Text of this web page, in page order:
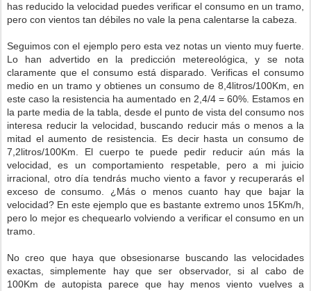
has reducido la velocidad puedes verificar el consumo en un tramo,
pero con vientos tan débiles no vale la pena calentarse la cabeza.
Seguimos con el ejemplo pero esta vez notas un viento muy fuerte.
Lo han advertido en la predicción metereológica, y se nota
claramente que el consumo está disparado. Verificas el consumo
medio en un tramo y obtienes un consumo de 8,4litros/100Km, en
este caso la resistencia ha aumentado en 2,4/4 = 60%. Estamos en
la parte media de la tabla, desde el punto de vista del consumo nos
interesa reducir la velocidad, buscando reducir más o menos a la
mitad el aumento de resistencia. Es decir hasta un consumo de
7,2litros/100Km. El cuerpo te puede pedir reducir aún más la
velocidad, es un comportamiento respetable, pero a mi juicio
irracional, otro día tendrás mucho viento a favor y recuperarás el
exceso de consumo. ¿Más o menos cuanto hay que bajar la
velocidad? En este ejemplo que es bastante extremo unos 15Km/h,
pero lo mejor es chequearlo volviendo a verificar el consumo en un
tramo.
No creo que haya que obsesionarse buscando las velocidades
exactas, simplemente hay que ser observador, si al cabo de
100Km de autopista parece que hay menos viento vuelves a